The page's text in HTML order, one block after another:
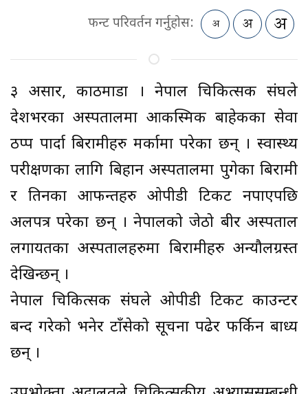
फन्ट परिवर्तन गर्नुहोस:
३ असार, काठमाडौं । नेपाल चिकित्सक संघले
देशभरका अस्पतालमा आकस्मिक बाहेकका सेवा
ठप्प पार्दा बिरामीहरु मर्कामा परेका छन् । स्वास्थ्य
परीक्षणका लागि बिहान अस्पतालमा पुगेका बिरामी
र तिनका आफन्तहरु ओपीडी टिकट नपाएपछि
अलपत्र परेका छन् । नेपालको जेठो बीर अस्पताल
लगायतका अस्पतालहरुमा बिरामीहरु अन्यौलग्रस्त
देखिन्छन् ।
नेपाल चिकित्सक संघले ओपीडी टिकट काउन्टर
बन्द गरेको भनेर टाँसेको सूचना पढेर फर्किन बाध्य
छन् ।